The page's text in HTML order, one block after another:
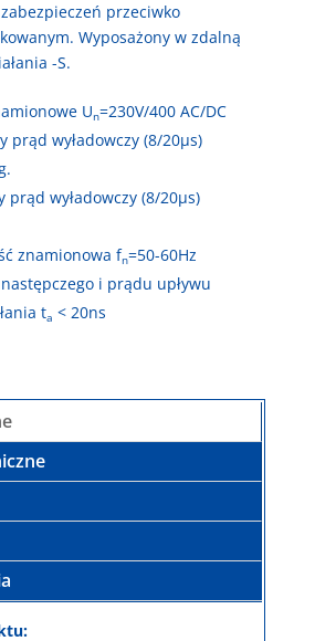
przeciwko
Wyposażony w zdalną
-S.
Un=230V/400 AC/DC
prąd wyładowczy (8/20µs)
prąd wyładowczy (8/20µs)
znamionowa fn=50-60Hz
i prądu upływu
ta < 20ns